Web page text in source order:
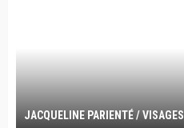
JACQUELINE PARIENTÉ / VISAGES